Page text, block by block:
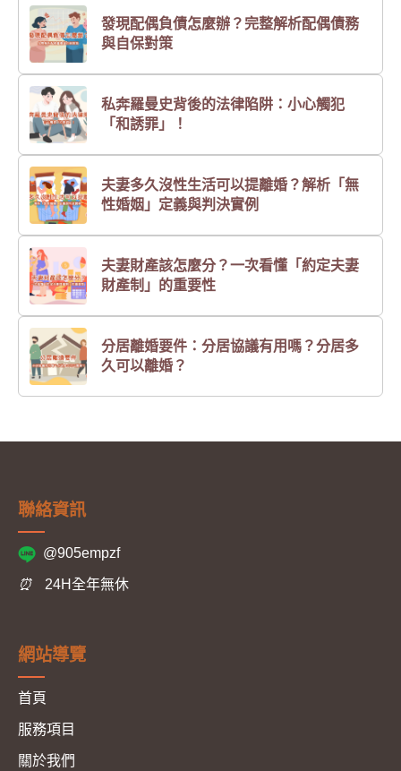
發現配偶負債怎麼辦？完整解析配偶債務
與自保對策
私奔羅曼史背後的法律陷阱：小心觸犯
「和誘罪」！
夫妻多久沒性生活可以提離婚？解析「無
性婚姻」定義與判決實例
夫妻財產該怎麼分？一次看懂「約定夫妻
財產制」的重要性
分居離婚要件：分居協議有用嗎？分居多
久可以離婚？
聯絡資訊
@905empzf
⏰ 24H全年無休
網站導覽
首頁
服務項目
關於我們